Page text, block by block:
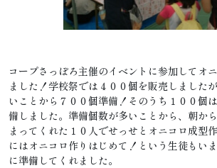
コープさっぽろ主催のイベントに参加してオ
ました！学校祭では４００個を販売しました
いことから７００個準備！そのうち１００個
備しました。準備個数が多いことから、朝か
まってくれた１０人でせっせとオニコロ成型
にはオニコロ作りはじめて！という生徒もい
に準備してくれました。